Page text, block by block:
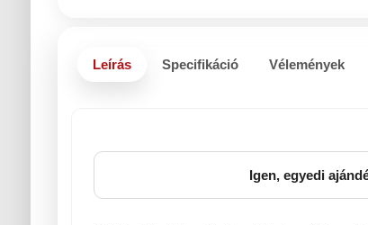
Leírás Specifikáció Vélemények
Igen, egyedi